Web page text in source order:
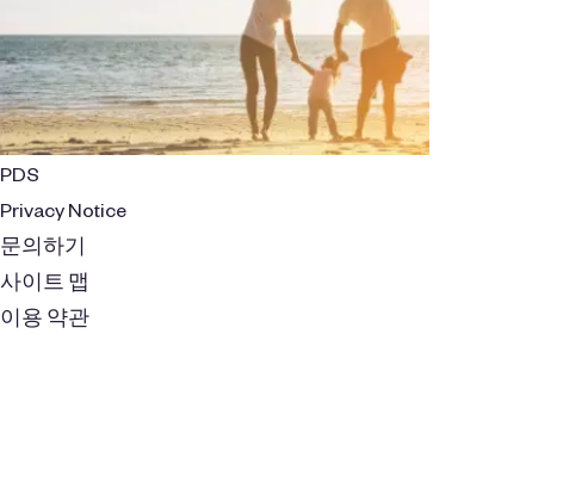
PDS
Privacy Notice
문의하기
사이트 맵
이용 약관